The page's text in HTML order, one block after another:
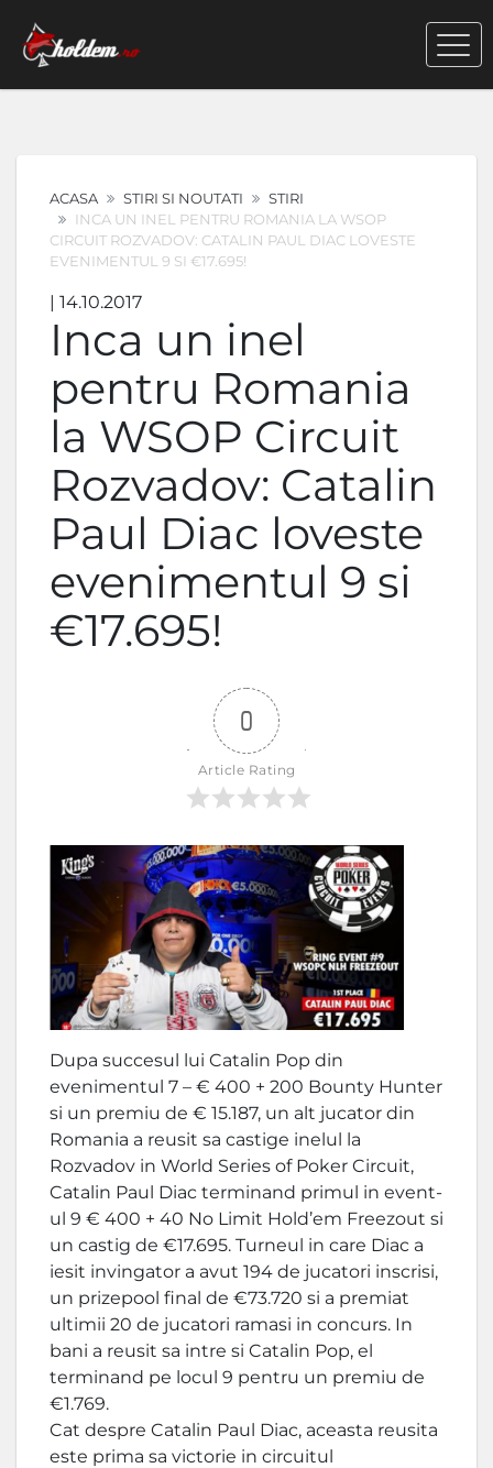
ACASA STIRI SI NOUTATI
STIRI
INCA UN INEL PENTRU ROMANIA LA WSOP
CIRCUIT ROZVADOV: CATALIN PAUL DIAC LOVESTE
EVENIMENTUL 9 SI €17.695!
| 14.10.2017
Inca un inel
pentru Romania
la WSOP Circuit
Rozvadov: Catalin
Paul Diac loveste
evenimentul 9 si
€17.695!
0
Article Rating
Dupa succesul lui Catalin Pop din
evenimentul 7 – € 400 + 200 Bounty Hunter
si un premiu de € 15.187, un alt jucator din
Romania a reusit sa castige inelul la
Rozvadov in World Series of Poker Circuit,
Catalin Paul Diac terminand primul in event-
ul 9 € 400 + 40 No Limit Hold’em Freezout si
un castig de €17.695. Turneul in care Diac a
iesit invingator a avut 194 de jucatori inscrisi,
un prizepool final de €73.720 si a premiat
ultimii 20 de jucatori ramasi in concurs. In
bani a reusit sa intre si Catalin Pop, el
terminand pe locul 9 pentru un premiu de
€1.769.
Cat despre Catalin Paul Diac, aceasta reusita
este prima sa victorie in circuitul